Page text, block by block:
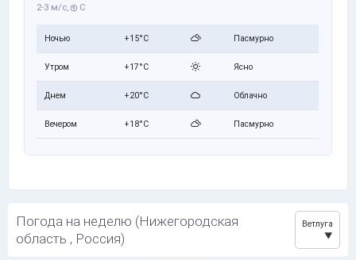
2-3 м/с,
С
Ночью +15°C Пасмурно
Утром +17°C Ясно
Днем +20°C Облачно
Вечером +18°C Пасмурно
Погода на неделю (Нижегородская
область , Россия)
Ветлуга